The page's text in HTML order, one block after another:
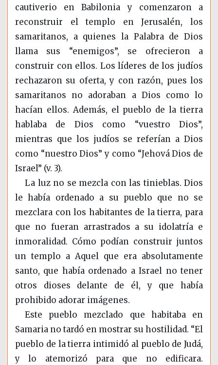
cautiverio en Babilonia y comenzaron a
reconstruir el templo en Jerusalén, los
samaritanos, a quienes la Palabra de Dios
llama sus “enemigos”, se ofrecieron a
construir con ellos. Los líderes de los judíos
rechazaron su oferta, y con razón, pues los
samaritanos no adoraban a Dios como lo
hacían ellos. Además, el pueblo de la tierra
hablaba de Dios como “vuestro Dios”,
mientras que los judíos se referían a Dios
como “nuestro Dios” y como “Jehová Dios de
Israel” (v. 3).
La luz no se mezcla con las tinieblas. Dios
le había ordenado a su pueblo que no se
mezclara con los habitantes de la tierra, para
que no fueran arrastrados a su idolatría e
inmoralidad. Cómo podían construir juntos
un templo a Aquel que era absolutamente
santo, que había ordenado a Israel no tener
otros dioses delante de él, y que había
prohibido adorar imágenes.
Este pueblo mezclado que habitaba en
Samaria no tardó en mostrar su hostilidad. “El
pueblo de la tierra intimidó al pueblo de Judá,
y lo atemorizó para que no edificara.